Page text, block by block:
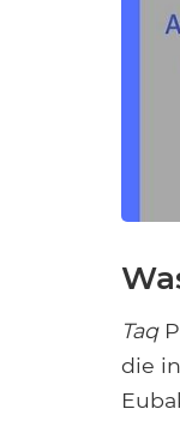
Taq
die